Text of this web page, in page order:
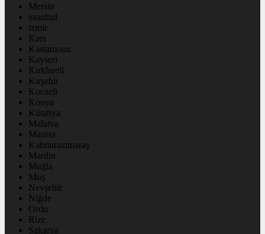
Mersin
istanbul
izmir
Kars
Kastamonu
Kayseri
Kırklareli
Kırşehir
Kocaeli
Konya
Kütahya
Malatya
Manisa
Kahramanmaraş
Mardin
Muğla
Muş
Nevşehir
Niğde
Ordu
Rize
Sakarya